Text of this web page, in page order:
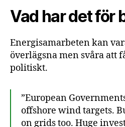
Vad har det för
Energisamarbeten kan
överlägsna men svåra att
politiskt.
”European
offshore wind targets.
on grids too. Huge